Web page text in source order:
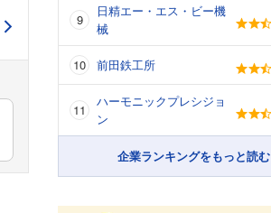
日精エー・エス・ビー機
械
前田鉄工所
ハーモニックプレシジョ
ン
企業ランキングをもっと読む